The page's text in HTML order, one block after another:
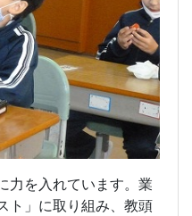
力を入れています。業
ト」に取り組み、教頭